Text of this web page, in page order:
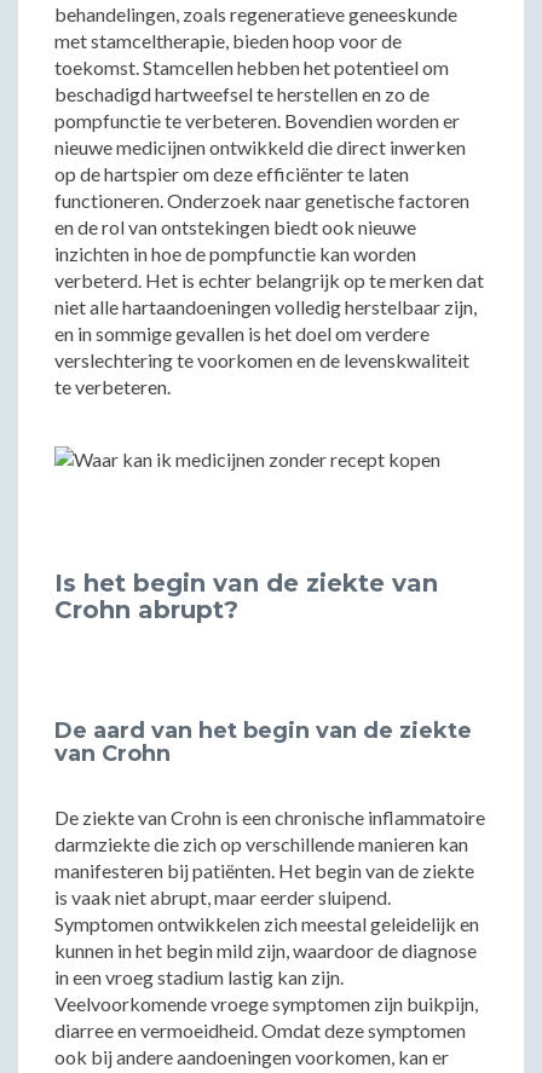
behandelingen, zoals regeneratieve geneeskunde
met stamceltherapie, bieden hoop voor de
toekomst. Stamcellen hebben het potentieel om
beschadigd hartweefsel te herstellen en zo de
pompfunctie te verbeteren. Bovendien worden er
nieuwe medicijnen ontwikkeld die direct inwerken
op de hartspier om deze efficiënter te laten
functioneren. Onderzoek naar genetische factoren
en de rol van ontstekingen biedt ook nieuwe
inzichten in hoe de pompfunctie kan worden
verbeterd. Het is echter belangrijk op te merken dat
niet alle hartaandoeningen volledig herstelbaar zijn,
en in sommige gevallen is het doel om verdere
verslechtering te voorkomen en de levenskwaliteit
te verbeteren.
Is het begin van de ziekte van
Crohn abrupt?
De aard van het begin van de ziekte
van Crohn
De ziekte van Crohn is een chronische inflammatoire
darmziekte die zich op verschillende manieren kan
manifesteren bij patiënten. Het begin van de ziekte
is vaak niet abrupt, maar eerder sluipend.
Symptomen ontwikkelen zich meestal geleidelijk en
kunnen in het begin mild zijn, waardoor de diagnose
in een vroeg stadium lastig kan zijn.
Veelvoorkomende vroege symptomen zijn buikpijn,
diarree en vermoeidheid. Omdat deze symptomen
ook bij andere aandoeningen voorkomen, kan er